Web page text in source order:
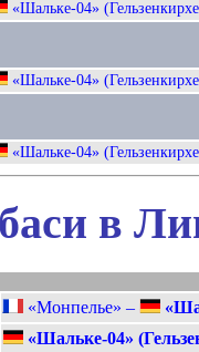
«Шальке-04»
«Шальке-04»
«Шальке-04»
в
«Монпелье» –
«Шальке-04»